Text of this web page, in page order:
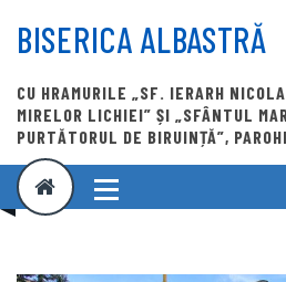
content
BISERICA ALBASTRĂ
CU HRAMURILE „SF. IERARH
MIRELOR LICHIEI” ȘI „SFÂNTUL
PURTĂTORUL DE BIRUINȚĂ”,